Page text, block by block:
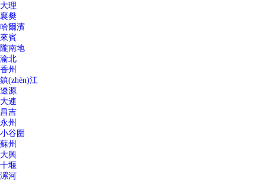
大理
襄樊
哈爾濱
來賓
隴南地
渝北
香州
鎮(zhèn)江
遼源
大連
昌吉
永州
小谷圍
蘇州
大興
十堰
漯河